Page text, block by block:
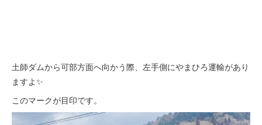
土師ダムから可部方面へ向かう際、左手側にやまひろ運輸があり
ますよ✨
このマークが目印です。